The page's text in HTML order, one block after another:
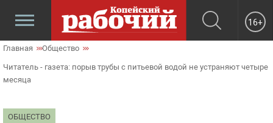
16+
Главная Общество
Читатель - газета: порыв трубы с питьевой водой не устраняют четыре
месяца
ОБЩЕСТВО